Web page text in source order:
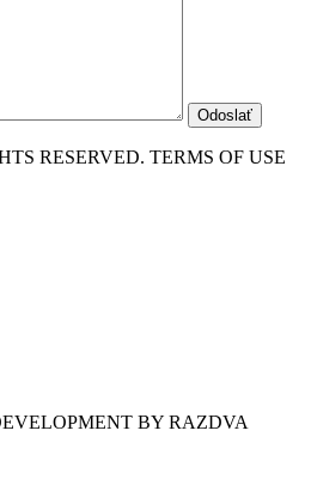
RESERVED. TERMS OF USE
BY RAZDVA